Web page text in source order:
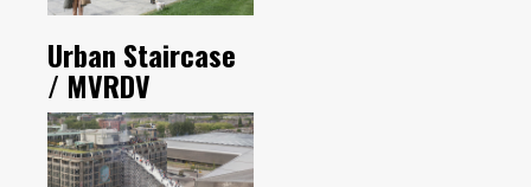
Urban Staircase
/ MVRDV